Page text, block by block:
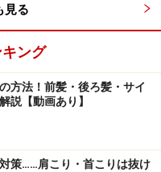
をいくつか上げてみま
、安易なインスタント
食事では、栄養が偏っ
見る
ング
方法！前髪・後ろ髪・サイ
説【動画あり】
策……肩こり・首こりは抜け